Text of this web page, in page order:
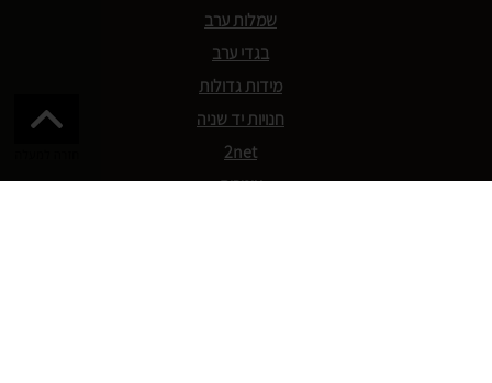
שמלות ערב
בגדי ערב
מידות גדולות
חנויות יד שניה
2net
צימרים